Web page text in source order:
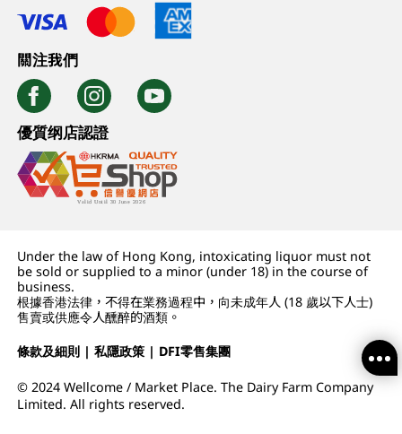
關注我們
優質纲店認證
Under the law of Hong Kong, intoxicating liquor must not
be sold or supplied to a minor (under 18) in the course of
business.
根據香港法律，不得在業務過程中，向未成年人 (18 歲以下人士)
售賣或供應令人醺醉的酒類。
條款及細則 |私隱政策 | DFI零售集團
© 2024 Wellcome / Market Place. The Dairy Farm Company
Limited. All rights reserved.